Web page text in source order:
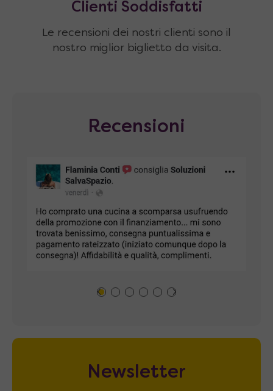
Clienti Soddisfatti
Le recensioni dei nostri clienti sono il
nostro miglior biglietto da visita.
Recensioni
Newsletter